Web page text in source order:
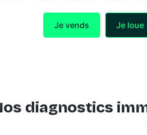
Je vends Je loue
diagnostics